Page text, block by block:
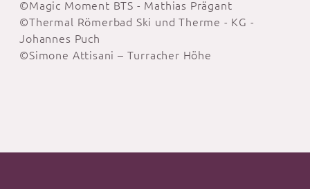
©Magic Moment BTS - Mathias Prägant
©Thermal Römerbad Ski und Therme - KG -
Johannes Puch
©Simone Attisani – Turracher Höhe